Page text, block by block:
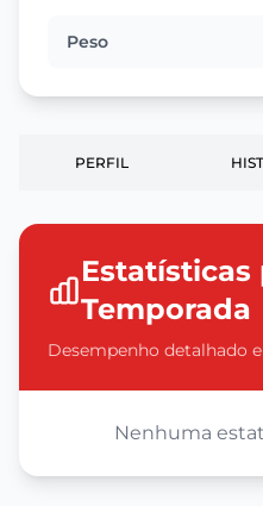
Peso
PERFIL
Estatísticas
Temporada
Desempenho detalhado
Nenhuma